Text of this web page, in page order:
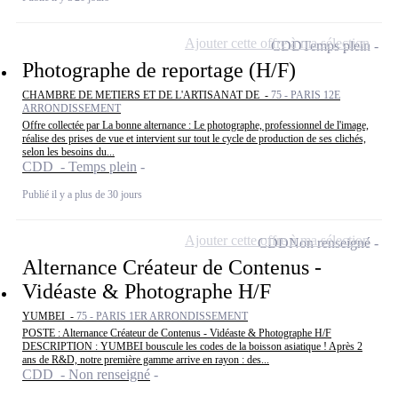
Photographe de reportage (H/F)
CHAMBRE DE METIERS ET DE L'ARTISANAT DE - 75 - PARIS 12E
ARRONDISSEMENT
Offre collectée par La bonne alternance : Le photographe, professionnel de l'image,
réalise des prises de vue et intervient sur tout le cycle de production de ses clichés,
selon les besoins du...
CDD - Temps plein
Publié il y a plus de 30 jours
CDDTemps plein
Ajouter cette offre à ma sélection
Alternance Créateur de Contenus -
Vidéaste & Photographe H/F
YUMBEI - 75 - PARIS 1ER ARRONDISSEMENT
POSTE : Alternance Créateur de Contenus - Vidéaste & Photographe H/F
DESCRIPTION : YUMBEI bouscule les codes de la boisson asiatique ! Après 2
ans de R&D, notre première gamme arrive en rayon : des...
CDD - Non renseigné
CDDNon renseigné
Ajouter cette offre à ma sélection